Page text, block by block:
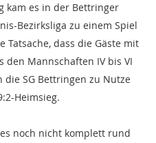
kam es in der Bettringer
Bezirksliga zu einem Spiel
Tatsache, dass die Gäste mit
den Mannschaften IV bis VI
SG Bettringen zu Nutze
Heimsieg.
noch nicht komplett rund